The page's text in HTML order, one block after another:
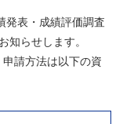
発表・成績評価調査
知らせします。
請方法は以下の資